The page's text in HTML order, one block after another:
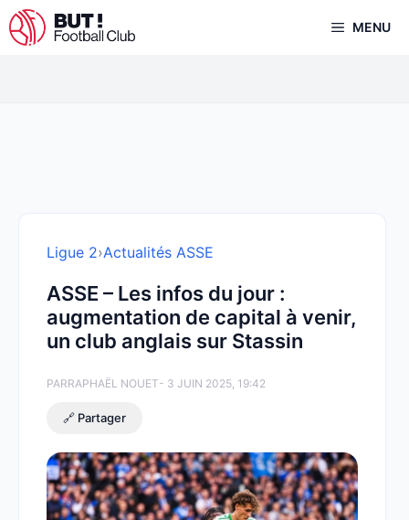
Aller
au
MENU
Ligue 2›Actualités ASSE
ASSE – Les infos du jour :
augmentation de capital à venir,
un club anglais sur Stassin
PARRAPHAËL NOUET- 3 JUIN 2025, 19:42
🔗 Partager